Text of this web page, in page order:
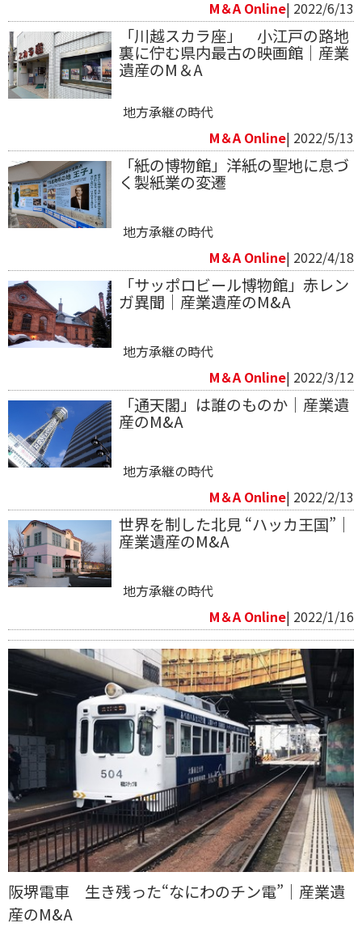
M＆A Online| 2022/6/13
「川越スカラ座」 小江戸の路地
裏に佇む県内最古の映画館｜産業
遺産のM＆A
地方承継の時代
M＆A Online| 2022/5/13
「紙の博物館」洋紙の聖地に息づ
く製紙業の変遷
地方承継の時代
M＆A Online| 2022/4/18
「サッポロビール博物館」赤レン
ガ異聞｜産業遺産のM&A
地方承継の時代
M＆A Online| 2022/3/12
「通天閣」は誰のものか｜産業遺
産のM&A
地方承継の時代
M＆A Online| 2022/2/13
世界を制した北見 “ハッカ王国”｜
産業遺産のM&A
地方承継の時代
M＆A Online| 2022/1/16
阪堺電車 生き残った“なにわのチン電”｜産業遺
産のM&A